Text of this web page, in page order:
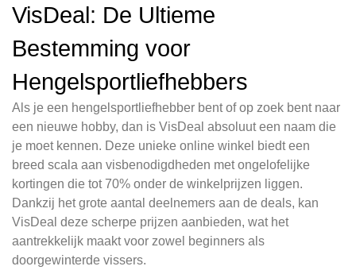
VisDeal: De Ultieme
Bestemming voor
Hengelsportliefhebbers
Als je een hengelsportliefhebber bent of op zoek bent naar
een nieuwe hobby, dan is VisDeal absoluut een naam die
je moet kennen. Deze unieke online winkel biedt een
breed scala aan visbenodigdheden met ongelofelijke
kortingen die tot 70% onder de winkelprijzen liggen.
Dankzij het grote aantal deelnemers aan de deals, kan
VisDeal deze scherpe prijzen aanbieden, wat het
aantrekkelijk maakt voor zowel beginners als
doorgewinterde vissers.